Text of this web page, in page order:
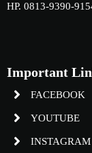
HP. 0813-9390-
Important
FACEBOOK
YOUTUBE
INSTAGRAM